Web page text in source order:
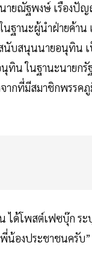
ายณัฐพงษ์ เรืองปั
นฐานะผู้นำฝ่ายค้าน
นับสนุนนายอนุทิน
นุทิน ในฐานะนายก
ากที่มีสมาชิกพรรคภู
ด้โพสต์เฟซบุ๊ก ระ
น้องประชาชนครับ”